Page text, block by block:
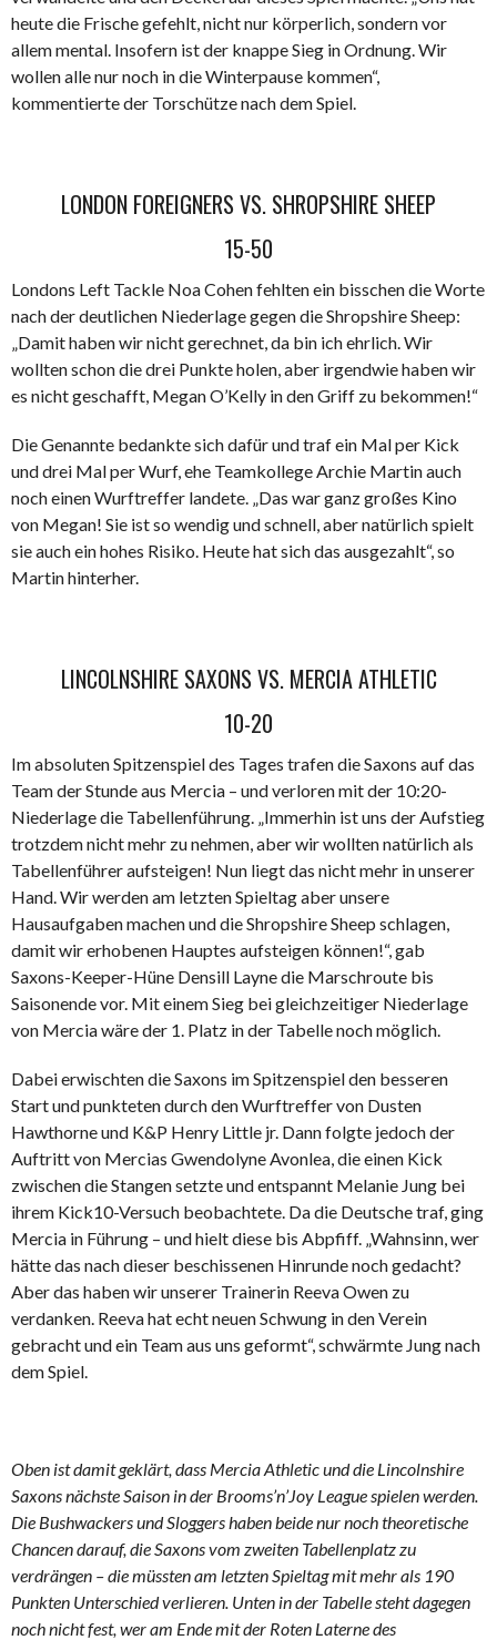
heute die Frische gefehlt, nicht nur körperlich, sondern vor
allem mental. Insofern ist der knappe Sieg in Ordnung. Wir
wollen alle nur noch in die Winterpause kommen“,
kommentierte der Torschütze nach dem Spiel.
LONDON FOREIGNERS VS. SHROPSHIRE SHEEP
15-50
Londons Left Tackle Noa Cohen fehlten ein bisschen die Worte
nach der deutlichen Niederlage gegen die Shropshire Sheep:
„Damit haben wir nicht gerechnet, da bin ich ehrlich. Wir
wollten schon die drei Punkte holen, aber irgendwie haben wir
es nicht geschafft, Megan O’Kelly in den Griff zu bekommen!“
Die Genannte bedankte sich dafür und traf ein Mal per Kick
und drei Mal per Wurf, ehe Teamkollege Archie Martin auch
noch einen Wurftreffer landete. „Das war ganz großes Kino
von Megan! Sie ist so wendig und schnell, aber natürlich spielt
sie auch ein hohes Risiko. Heute hat sich das ausgezahlt“, so
Martin hinterher.
LINCOLNSHIRE SAXONS VS. MERCIA ATHLETIC
10-20
Im absoluten Spitzenspiel des Tages trafen die Saxons auf das
Team der Stunde aus Mercia – und verloren mit der 10:20-
Niederlage die Tabellenführung. „Immerhin ist uns der Aufstieg
trotzdem nicht mehr zu nehmen, aber wir wollten natürlich als
Tabellenführer aufsteigen! Nun liegt das nicht mehr in unserer
Hand. Wir werden am letzten Spieltag aber unsere
Hausaufgaben machen und die Shropshire Sheep schlagen,
damit wir erhobenen Hauptes aufsteigen können!“, gab
Saxons-Keeper-Hüne Densill Layne die Marschroute bis
Saisonende vor. Mit einem Sieg bei gleichzeitiger Niederlage
von Mercia wäre der 1. Platz in der Tabelle noch möglich.
Dabei erwischten die Saxons im Spitzenspiel den besseren
Start und punkteten durch den Wurftreffer von Dusten
Hawthorne und K&P Henry Little jr. Dann folgte jedoch der
Auftritt von Mercias Gwendolyne Avonlea, die einen Kick
zwischen die Stangen setzte und entspannt Melanie Jung bei
ihrem Kick10-Versuch beobachtete. Da die Deutsche traf, ging
Mercia in Führung – und hielt diese bis Abpfiff. „Wahnsinn, wer
hätte das nach dieser beschissenen Hinrunde noch gedacht?
Aber das haben wir unserer Trainerin Reeva Owen zu
verdanken. Reeva hat echt neuen Schwung in den Verein
gebracht und ein Team aus uns geformt“, schwärmte Jung nach
dem Spiel.
Oben ist damit geklärt, dass Mercia Athletic und die Lincolnshire
Saxons nächste Saison in der Brooms’n’Joy League spielen werden.
Die Bushwackers und Sloggers haben beide nur noch theoretische
Chancen darauf, die Saxons vom zweiten Tabellenplatz zu
verdrängen – die müssten am letzten Spieltag mit mehr als 190
Punkten Unterschied verlieren. Unten in der Tabelle steht dagegen
noch nicht fest, wer am Ende mit der Roten Laterne des